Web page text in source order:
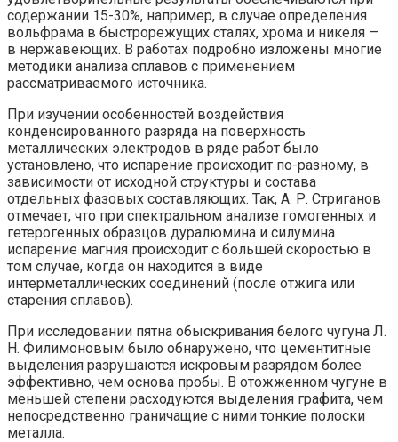
содержании 15-30%, например, в случае определения
вольфрама в быстрорежущих сталях, хрома и никеля —
в нержавеющих. В работах подробно изложены многие
методики анализа сплавов с применением
рассматриваемого источника.
При изучении особенностей воздействия
конденсированного разряда на поверхность
металлических электродов в ряде работ было
установлено, что испарение происходит по-разному, в
зависимости от исходной структуры и состава
отдельных фазовых составляющих. Так, А. Р. Стриганов
отмечает, что при спектральном анализе гомогенных и
гетерогенных образцов дуралюмина и силумина
испарение магния происходит с большей скоростью в
том случае, когда он находится в виде
интерметаллических соединений (после отжига или
старения сплавов).
При исследовании пятна обыскривания белого чугуна Л.
Н. Филимоновым было обнаружено, что цементитные
выделения разрушаются искровым разрядом более
эффективно, чем основа пробы. В отожженном чугуне в
меньшей степени расходуются выделения графита, чем
непосредственно граничащие с ними тонкие полоски
металла.